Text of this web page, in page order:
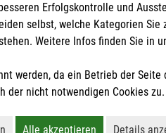
Empfänger:
Pax-Bank für
BIC / S.W.I.F.T:
Erfolgskontrolle und
selbst, welche Kategorien
Weitere Infos finden Sie in
werden, da ein Betrieb der
der nicht notwendigen Cookies
Alle akzeptieren Details